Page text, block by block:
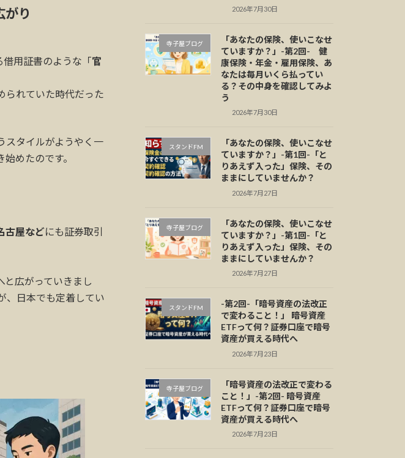
がり
用証書のような「官
られていた時代だった
スタイルがようやく一
めたのです。
古屋などにも証券取引
と広がっていきまし
、日本でも定着してい
2026年7月30日
寺子屋ブログ
「あなたの保険、使いこなせ
ていますか？」-第2回- 健
康保険・年金・雇用保険、あ
なたは毎月いくら払ってい
る？その中身を確認してみよ
う
2026年7月30日
スタンドFM
「あなたの保険、使いこなせ
ていますか？」-第1回-「と
りあえず入った」保険、その
ままにしていませんか？
2026年7月27日
寺子屋ブログ
「あなたの保険、使いこなせ
ていますか？」-第1回-「と
りあえず入った」保険、その
ままにしていませんか？
2026年7月27日
スタンドFM
-第2回-「暗号資産の法改正
で変わること！」 暗号資産
ETFって何？証券口座で暗号
資産が買える時代へ
2026年7月23日
寺子屋ブログ
「暗号資産の法改正で変わる
こと！」-第2回- 暗号資産
ETFって何？証券口座で暗号
資産が買える時代へ
2026年7月23日